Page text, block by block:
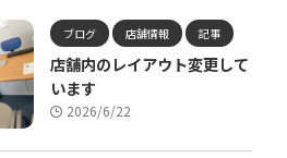
ブログ 店舗情報 記事
店舗内のレイアウト変更して
います
2026/6/22